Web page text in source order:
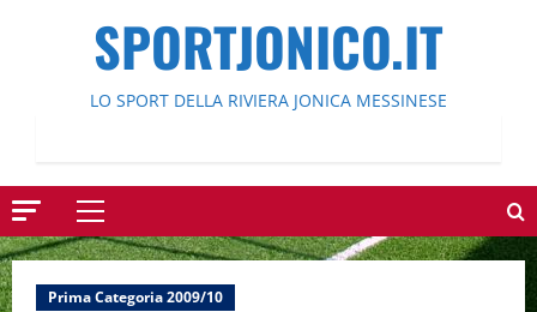
SPORTJONICO.IT
LO SPORT DELLA RIVIERA JONICA MESSINESE
Menu
principale
Prima Categoria 2009/10